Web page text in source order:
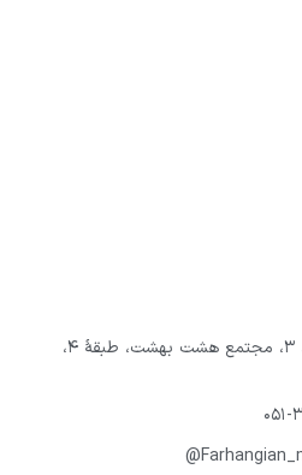
نشانی: مشهد، احمدآباد ۳، مجتمع هشت بهشت، طبقهٔ ۴،